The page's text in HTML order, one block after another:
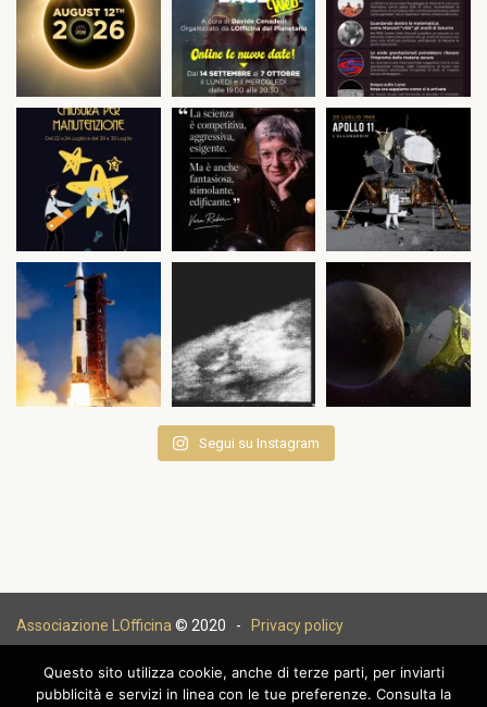
Segui su Instagram
Associazione LOfficina © 2020 - Privacy policy
Questo sito utilizza cookie, anche di terze parti, per inviarti
pubblicità e servizi in linea con le tue preferenze. Consulta la